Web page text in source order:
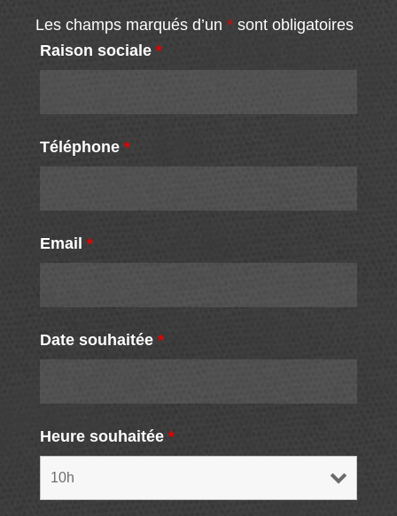
Les champs marqués d’un* sont obligatoires
Raison sociale*
Téléphone*
Email*
Date souhaitée*
Heure souhaitée*